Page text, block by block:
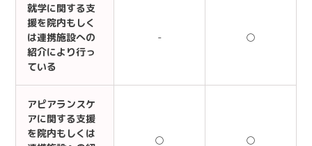
就学に関する支
援を院内もしく
は連携施設への
紹介により行っ
ている
- ○
アピアランスケ
アに関する支援
を院内もしくは
○ ○